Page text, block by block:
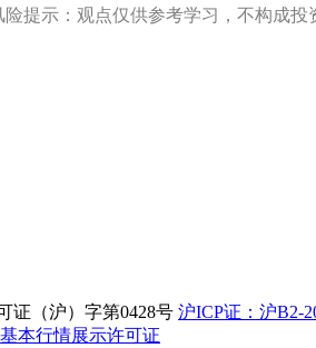
险提示：观点仅供参考学习，不构成投
证（沪）字第0428号 沪ICP证：沪B2-
本行情展示许可证